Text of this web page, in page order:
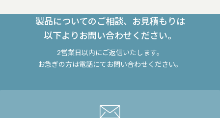
製品についてのご相談、お見積もりは
以下よりお問い合わせください。
2営業日以内にご返信いたします。
お急ぎの方は電話にてお問い合わせください。